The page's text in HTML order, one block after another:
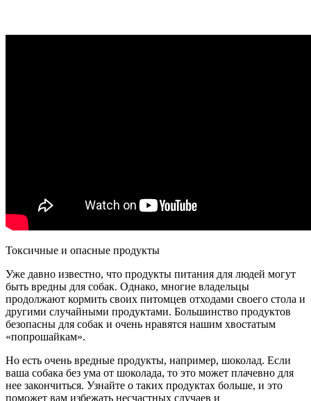
Токсичные и опасные продукты
Уже давно известно, что продукты питания для людей могут
быть вредны для собак. Однако, многие владельцы
продолжают кормить своих питомцев отходами своего стола и
другими случайными продуктами. Большинство продуктов
безопасны для собак и очень нравятся нашим хвостатым
«попрошайкам».
Но есть очень вредные продукты, например, шоколад. Если
ваша собака без ума от шоколада, то это может плачевно для
нее закончиться. Узнайте о таких продуктах больше, и это
поможет вам избежать несчастных случаев и